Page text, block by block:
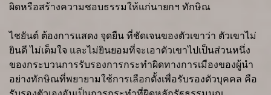
ผิดหรือสร้างความชอบธรรมให้แก่นายกฯ ทักษิณ
ไชยันต์ ต้องการแสดง จุดยืน ที่ชัดเจนของตัวเขาว่า ตัวเขาไม่
ยินดี ไม่เต็มใจ และไม่ยินยอมที่จะเอาตัวเขาไปเป็นส่วนหนึ่ง
ของกระบวนการรับรองการกระทำผิดทางการเมืองของผู้นำ
อย่างทักษิณที่พยายามใช้การเลือกตั้งเพื่อรับรองตัวบุคคล คือ